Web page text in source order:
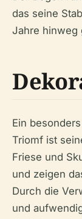
das seine
Jahre hinweg
Ein
Triomf ist
Friese und
und zeigen
Durch die
und